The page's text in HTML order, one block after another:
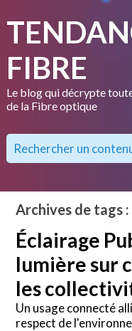
FIBRE
Le blog qui décrypte
de la Fibre optique
Archives de tags
Éclairage
lumière sur
les
Un usage connecté
respect de